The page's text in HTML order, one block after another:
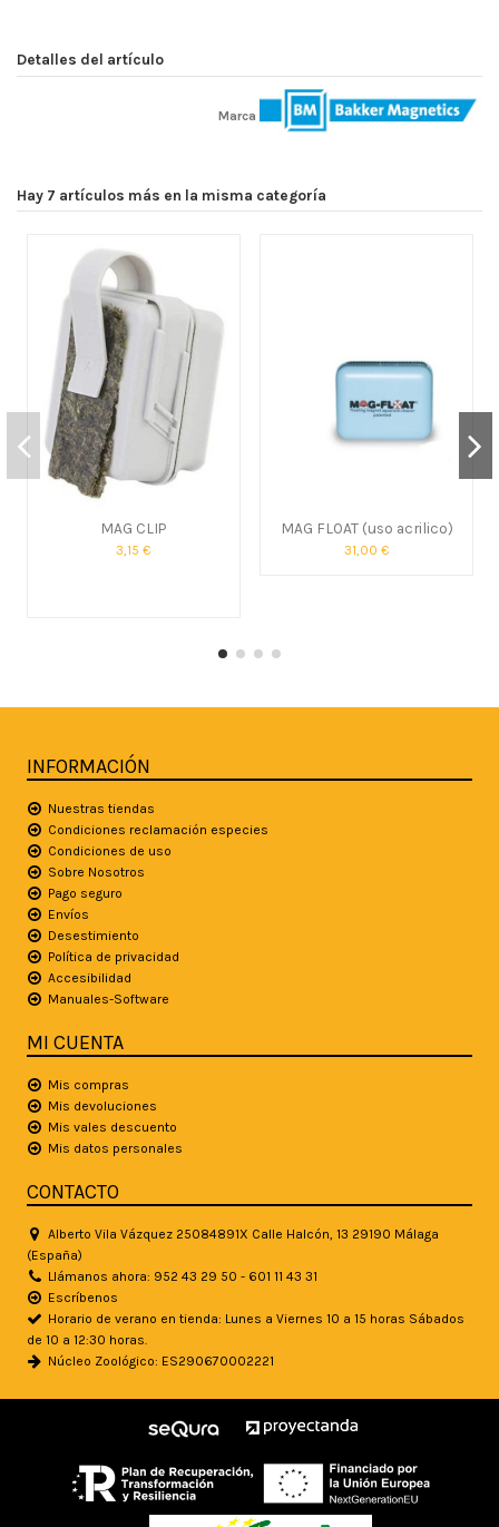
Detalles del artículo
Marca
Hay 7 artículos más en la misma categoría
MAG CLIP
3,15 €
MAG FLOAT (uso acrilico)
31,00 €
INFORMACIÓN
Nuestras tiendas
Condiciones reclamación especies
Condiciones de uso
Sobre Nosotros
Pago seguro
Envíos
Desestimiento
Política de privacidad
Accesibilidad
Manuales-Software
MI CUENTA
Mis compras
Mis devoluciones
Mis vales descuento
Mis datos personales
CONTACTO
Alberto Vila Vázquez 25084891X Calle Halcón, 13 29190 Málaga
(España)
Llámanos ahora: 952 43 29 50 - 601 11 43 31
Escríbenos
Horario de verano en tienda: Lunes a Viernes 10 a 15 horas Sábados
de 10 a 12:30 horas.
Núcleo Zoológico: ES290670002221